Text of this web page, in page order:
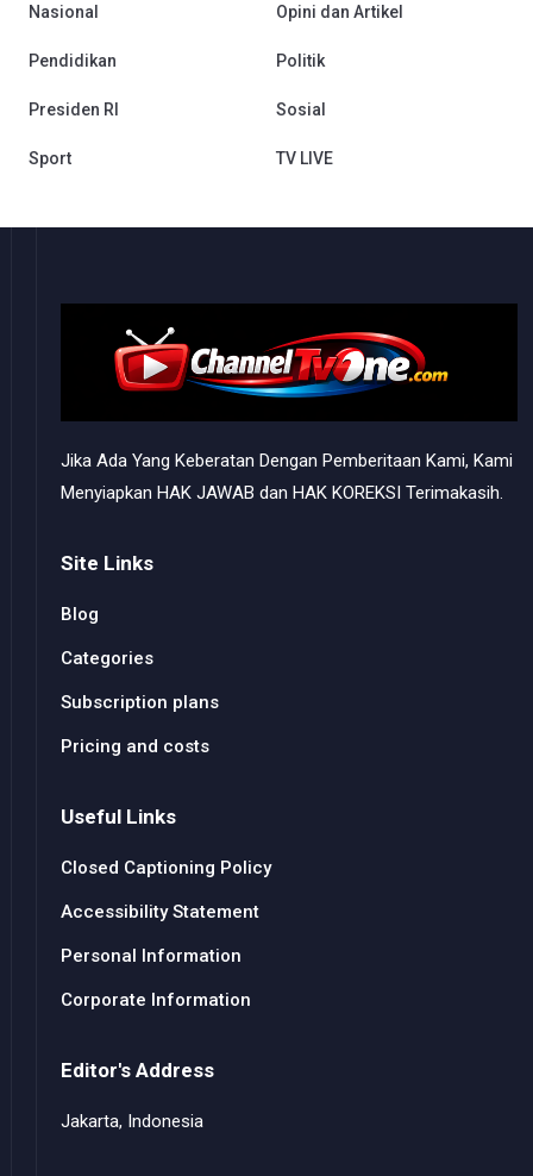
Nasional Opini dan Artikel
Pendidikan Politik
Presiden RI Sosial
Sport TV LIVE
Jika Ada Yang Keberatan Dengan Pemberitaan Kami, Kami
Menyiapkan HAK JAWAB dan HAK KOREKSI Terimakasih.
Site Links
Blog
Categories
Subscription plans
Pricing and costs
Useful Links
Closed Captioning Policy
Accessibility Statement
Personal Information
Corporate Information
Editor's Address
Jakarta, Indonesia